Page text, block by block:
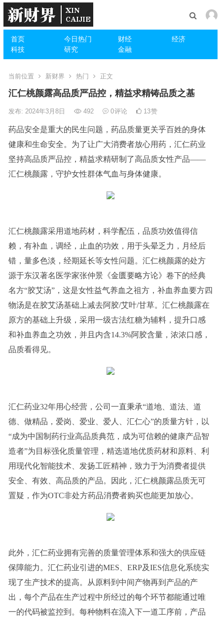
首页 今日热门 财经
经济
科技
研究 金融
当前位置 新财界 热门 正文
汇仁桃颜露高品质严品控，精益求精铸品质之基
发布: 2024年3月8日 492 0评论 13赞
药品安全是重大的民生问题，药品质量更关乎百姓的身体
健康和生命安全。为了让广大消费者放心用药，汇仁药业
坚持高品质严品控，精益求精研制了高品质女性产品——
汇仁桃颜露，守护女性群体气血与身体健康。
汇仁桃颜露采用道地药材，科学配伍，品质功效值得信
赖，有补血，调经，止血的功效，用于头晕乏力，月经后
错，量多色淡，经期延长等女性问题。汇仁桃颜露的处方
源于东汉著名医学家张仲景《金匮要略方论》卷下的经典
名方“胶艾汤”，这是女性益气养血之祖方，补血养血要方四
物汤是在胶艾汤基础上减去阿胶/艾叶/甘草。汇仁桃颜露在
原方的基础上升级，采用一级古法红糖为辅料，提升口感
和补血养血之功效，并且内含14.3%阿胶含量，浓浓口感，
品质看得见。
汇仁药业32年用心经营，公司一直秉承“道地、道法、道
德、做精品，爱岗、爱业、爱人、汇仁心”的质量方针，以
“成为中国制药行业高品质典范，成为可信赖的健康产品智
造者”为目标强化质量管理，精选道地优质药材和原料、利
用现代化智能技术、发扬工匠精神，致力于为消费者提供
安全、有效、高品质的产品。因此，汇仁桃颜露品质无可
置疑，作为OTC非处方药品消费者购买也能更加放心。
此外，汇仁药业拥有完善的质量管理体系和强大的供应链
保障能力。汇仁药业引进的MES、ERP及IES信息化系统实
现了生产技术的提高。从原料到中间产物再到产品的产
出，每个产品在生产过程中所经过的每个环节都能通过唯
一的代码被监控到。每种物料在流入下一道工序前，产品